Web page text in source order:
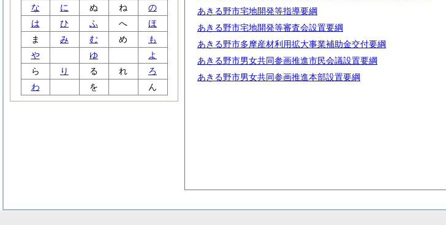
あきる野市宅地開発等指導要綱
あきる野市宅地開発等審査会設置要綱
あきる野市多摩産材利用拡大事業補助金交付要綱
あきる野市男女共同参画推進市民会議設置要綱
あきる野市男女共同参画推進本部設置要綱
な
に ぬ ね
の
は
ひ ふ へ
ほ
ま
み む め
も
や
ゆ
よ
ら
り る れ
ろ
わ
を ん